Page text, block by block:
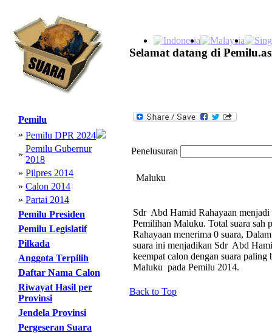
Selamat datang di
Pemilu
» Pemilu DPR 2024
»
Pemilu Gubernur
2018
» Pilpres 2014
» Calon 2014
» Partai 2014
Pemilu Presiden
Pemilu Legislatif
Pilkada
Anggota Terpilih
Daftar Nama Calon
Riwayat Hasil per
Provinsi
Jendela Provinsi
Pergeseran Suara
Penelusuran
Maluku
Sdr Abd Hamid Rahayaan
Pemilihan Maluku. Total suara
Rahayaan menerima 0 suara,
suara ini menjadikan Sdr Abd
keempat calon dengan suara
Maluku pada Pemilu 2014.
Back to Top